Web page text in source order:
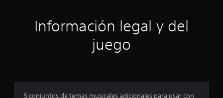
r
l
Información legal y del
juego
5 conjuntos de temas musicales adicionales para usar con